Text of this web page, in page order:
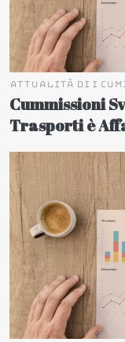
Attualità di i
Cummissioni
Trasporti è